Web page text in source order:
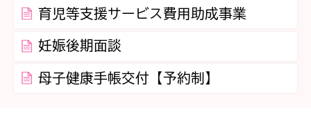
育児等支援サービス費用助成事業
妊娠後期面談
母子健康手帳交付【予約制】